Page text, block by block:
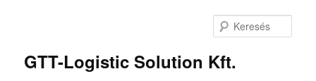
GTT-Logistic Solution Kft.